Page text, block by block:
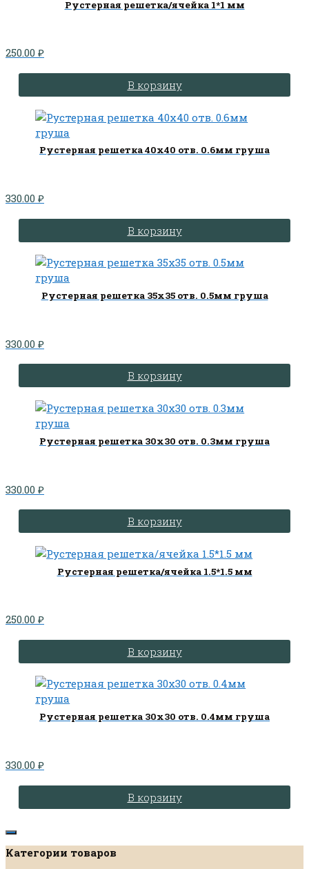
Рустерная решетка/ячейка 1*1 мм
250.00 ₽
В корзину
Рустерная решетка 40х40 отв. 0.6мм груша
330.00 ₽
В корзину
Рустерная решетка 35х35 отв. 0.5мм груша
330.00 ₽
В корзину
Рустерная решетка 30х30 отв. 0.3мм груша
330.00 ₽
В корзину
Рустерная решетка/ячейка 1.5*1.5 мм
250.00 ₽
В корзину
Рустерная решетка 30х30 отв. 0.4мм груша
330.00 ₽
В корзину
Категории товаров